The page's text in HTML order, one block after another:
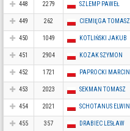
448 2279 SZLEMP PAWEŁ
449 262 CIEMIĘGA TOMASZ
450 1049 KOTLIŃSKI JAKUB
451 2904 KOZAK SZYMON
452 1721 PAPROCKI MARCIN
453 2023 SEKMAN TOMASZ
454 2021 SCHOTANUS ELWIN
455 357 DRABIEC LESŁAW